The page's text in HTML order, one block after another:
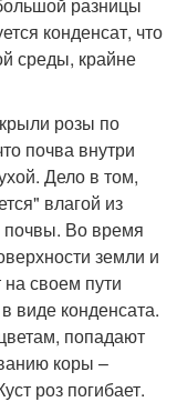
конденсат, что
среды, крайне
розы по
почва внутри
Дело в том,
влагой из
почвы. Во время
земли и
своем пути
виде конденсата.
попадают
коры –
роз погибает.